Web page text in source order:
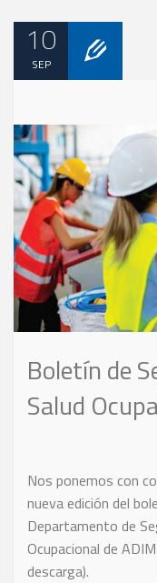
10
SEP
Boletín de
Salud
Nos ponemos con
nueva edición del
Departamento de
Ocupacional de
descarga).